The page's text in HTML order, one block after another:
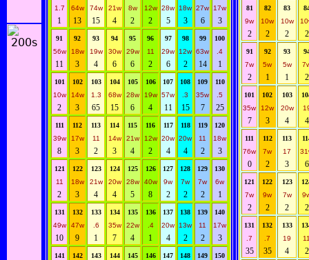
1.7
1
64w
13
74w
15
21w
4
8w
2
12w
2
28w
5
18w
3
27w
6
17w
3
91
56w
11
92
18w
3
93
19w
4
94
30w
6
95
29w
6
96
11
2
97
29w
6
98
12w
2
99
63w
14
100
.4
1
101
10w
2
102
14w
3
103
1.3
65
104
68w
15
105
28w
6
106
19w
4
107
57w
11
108
.3
15
109
35w
7
110
.5
25
111
39w
8
112
17w
3
113
11
2
114
14w
3
115
21w
4
116
12w
2
117
20w
4
118
20w
4
119
11
2
120
18w
3
121
11
2
122
18w
3
123
21w
4
124
20w
4
125
28w
5
126
40w
8
127
9w
2
128
7w
2
129
7w
2
130
6w
1
131
49w
10
132
47w
9
133
.6
1
134
35w
7
135
22w
4
136
.4
1
137
20w
4
138
13w
2
139
11
2
140
17w
3
141
142
143
144
145
146
147
148
149
150
81
9w
2
82
10w
2
83
10w
2 2
91
7w
2
92
5w
1
93
5w
1 2
101
35w
7
102
12w
3
103
20w
4 4
111
76w
0
112
7w
2
113
17
3 6
121
7w
2
122
9w
2
123
7w
2 2
131
.7
35
132
.7
35
133
19
4 2